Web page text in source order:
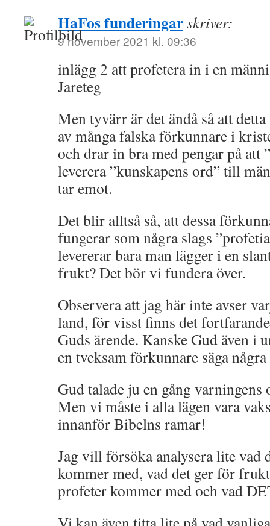
HaFos funderingarskriver:
9 november 2021 kl. 09:36
inlägg 2 att profetera in i en
Jareteg
Men tyvärr är det ändå så att
av många falska förkunnare i
och drar in bra med pengar på att
leverera ”kunskapens ord” till
tar emot.
Det blir alltså så, att dessa
fungerar som några slags
levererar bara man lägger i en
frukt? Det bör vi fundera över.
Observera att jag här inte avser
land, för visst finns det
Guds ärende. Kanske Gud även i
en tveksam förkunnare säga
Gud talade ju en gång varningens
Men vi måste i alla lägen vara
innanför Bibelns ramar!
Jag vill försöka analysera lite vad
kommer med, vad det ger för
profeter kommer med och vad